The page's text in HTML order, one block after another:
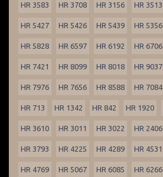
HR 3583 HR 3708 HR 3156 HR 3513
HR 5427 HR 5426 HR 5439 HR 5356
HR 5828 HR 6597 HR 6192 HR 6706
HR 7421 HR 8099 HR 8018 HR 9037
HR 7976 HR 7656 HR 8588 HR 7084
HR 713 HR 1342 HR 842 HR 1920
HR 3610 HR 3011 HR 3022 HR 2406
HR 3793 HR 4225 HR 4289 HR 4531
HR 4769 HR 5067 HR 6085 HR 6266